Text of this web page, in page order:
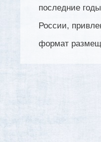
последние
России,
формат